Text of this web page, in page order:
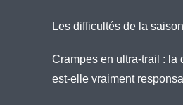
Les difficultés de la
Crampes en ultra-trail : la
est-elle vraiment